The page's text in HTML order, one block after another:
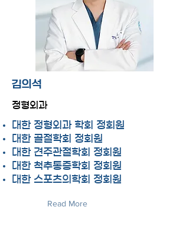
김의석
정형외과
대한 정형외과 학회 정회원
대한 골절학회 정회원
대한 견주관절학회 정회원
대한 척추통증학회 정회원
대한 스포츠의학회 정회원
Read More